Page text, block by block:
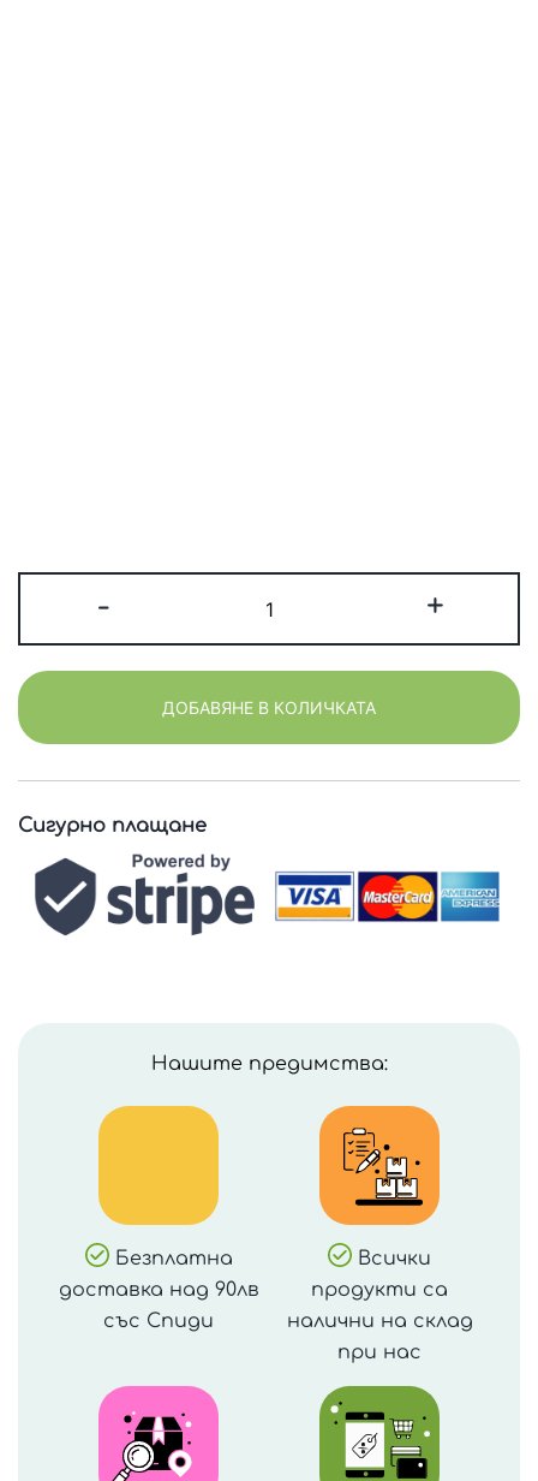
Нашите предимства:
Безплатна
доставка над 90лв
със Спиди
Всички
продукти са
налични на склад
при нас
-
за
Персонализиран
комплект
+
ЛИГАВНИК
Жаба
с
(с
+
ДОБАВЯНЕ В КОЛИЧКАТА
Сигурно плащане